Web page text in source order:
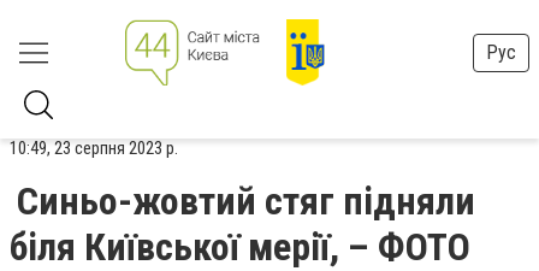
Рус
10:49, 23 серпня 2023 р.
Синьо-жовтий стяг підняли
біля Київської мерії, – ФОТО